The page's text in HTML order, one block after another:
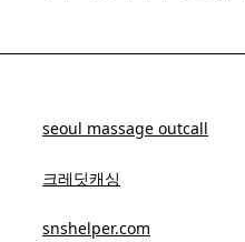
seoul massage outcall
크레딧캐싱
snshelper.com